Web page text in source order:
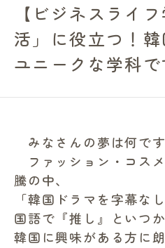
レンガ棟について
受験生のみなさまへ
高校の先生方へ
地域・一般の方へ
企業・園・施設の方へ
【ビジネスライ
活」に役立つ！
ユニークな学科で
みなさんの夢は何で
ファッション・コス
騰の中、
「韓国ドラマを字幕な
国語で『推し』といつ
韓国に興味がある方に